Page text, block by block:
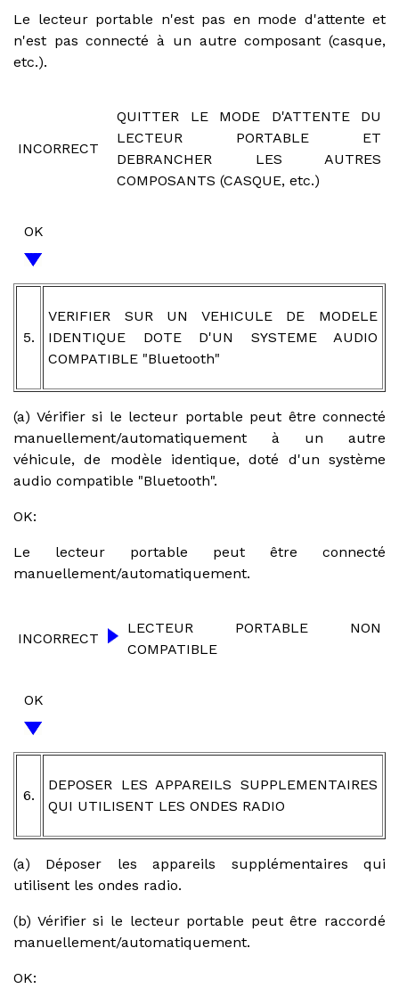
Le lecteur portable n'est pas en mode d'attente et
n'est pas connecté à un autre composant (casque,
etc.).
INCORRECT
QUITTER LE MODE D'ATTENTE DU
LECTEUR PORTABLE ET
DEBRANCHER LES AUTRES
COMPOSANTS (CASQUE, etc.)
OK
5.
VERIFIER SUR UN VEHICULE DE MODELE
IDENTIQUE DOTE D'UN SYSTEME AUDIO
COMPATIBLE "Bluetooth"
(a) Vérifier si le lecteur portable peut être connecté
manuellement/automatiquement à un autre
véhicule, de modèle identique, doté d'un système
audio compatible "Bluetooth".
OK:
Le lecteur portable peut être connecté
manuellement/automatiquement.
INCORRECT
LECTEUR PORTABLE NON
COMPATIBLE
OK
6.
DEPOSER LES APPAREILS SUPPLEMENTAIRES
QUI UTILISENT LES ONDES RADIO
(a) Déposer les appareils supplémentaires qui
utilisent les ondes radio.
(b) Vérifier si le lecteur portable peut être raccordé
manuellement/automatiquement.
OK: